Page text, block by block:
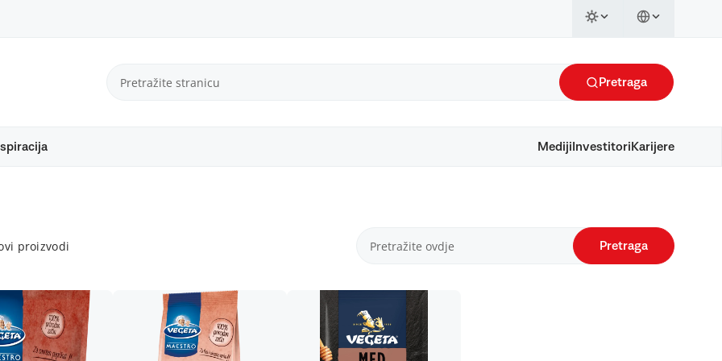
Pretraga
Mediji Investitori Karijere
proizvodi Pretraga